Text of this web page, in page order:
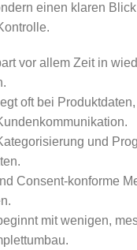
einen klaren
vor allem Zeit in
oft bei
und
Consent-konforme
mit wenigen,